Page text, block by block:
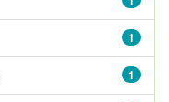
1
1